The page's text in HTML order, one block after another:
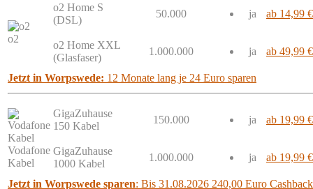
o2
o2 Home S
(DSL)
50.000 ja ab 14,99 €
o2 Home XXL
(Glasfaser)
1.000.000 ja ab 49,99 €
Jetzt in Worpswede: 12 Monate lang je 24 Euro sparen
Vodafone
Kabel
GigaZuhause
150 Kabel
150.000 ja ab 19,99 €
GigaZuhause
1000 Kabel
1.000.000 ja ab 19,99 €
Jetzt in Worpswede sparen: Bis 31.08.2026 240,00 Euro Cashback